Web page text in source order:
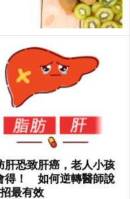
肝恐致肝癌，老人小孩
得！ 如何逆轉醫師說
最有效